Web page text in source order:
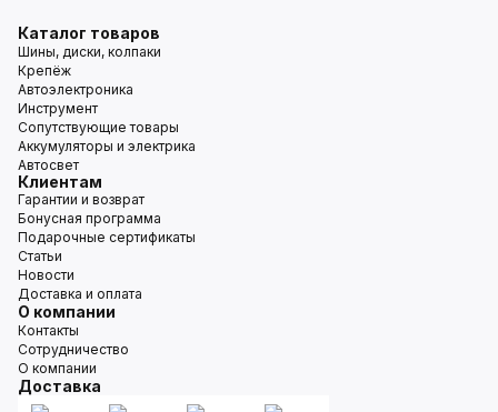
Каталог товаров
Шины, диски, колпаки
Крепёж
Автоэлектроника
Инструмент
Сопутствующие товары
Аккумуляторы и электрика
Автосвет
Клиентам
Гарантии и возврат
Бонусная программа
Подарочные сертификаты
Статьи
Новости
Доставка и оплата
О компании
Контакты
Сотрудничество
О компании
Доставка